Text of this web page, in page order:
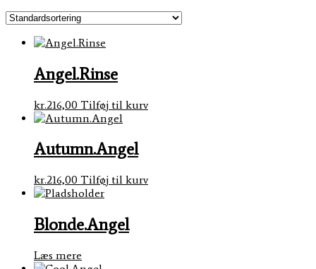
Angel.Rinse
kr.216,00 Tilføj til kurv
Autumn.Angel
kr.216,00 Tilføj til kurv
Blonde.Angel
Læs mere